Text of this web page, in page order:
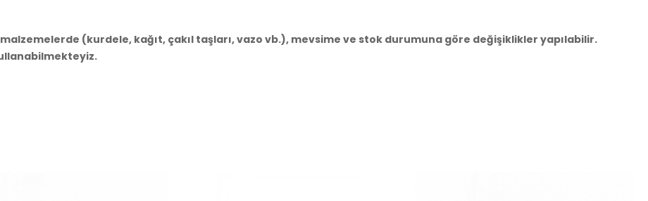
(kurdele, kağıt, çakıl taşları, vazo vb.), mevsime ve stok durumuna göre değişiklikler yapılabilir.